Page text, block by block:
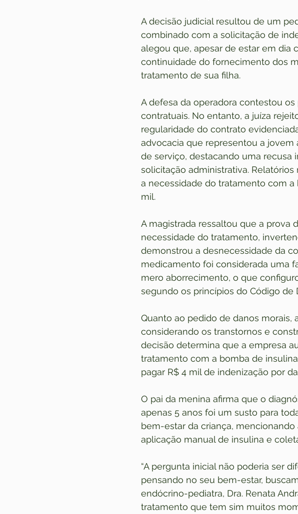
A decisão judicial resultou de um
combinado com a solicitação de
alegou que, apesar de estar em dia
continuidade do fornecimento dos
tratamento de sua filha.
A defesa da operadora contestou
contratuais. No entanto, a juíza
regularidade do contrato
advocacia que representou a
de serviço, destacando uma recusa
solicitação administrativa.
a necessidade do tratamento com
mil.
A magistrada ressaltou que a prova
necessidade do tratamento,
demonstrou a desnecessidade da
medicamento foi considerada uma
mero aborrecimento, o que
segundo os princípios do Código de
Quanto ao pedido de danos morais,
considerando os transtornos e
decisão determina que a empresa
tratamento com a bomba de
pagar R$ 4 mil de indenização por
O pai da menina afirma que o
apenas 5 anos foi um susto para
bem-estar da criança,
aplicação manual de insulina e
“A pergunta inicial não poderia ser
pensando no seu bem-estar,
endócrino-pediatra, Dra. Renata
tratamento que tem sim muitos